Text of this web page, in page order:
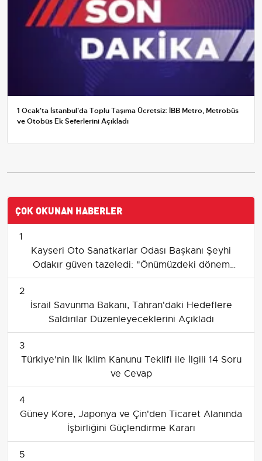
1 Ocak'ta İstanbul'da Toplu Taşıma Ücretsiz: İBB Metro, Metrobüs
ve Otobüs Ek Seferlerini Açıkladı
ÇOK OKUNAN HABERLER
1
Kayseri Oto Sanatkarlar Odası Başkanı Şeyhi
Odakır güven tazeledi: "Önümüzdeki dönem
tecrübe dönemimiz olacak"
2
İsrail Savunma Bakanı, Tahran'daki Hedeflere
Saldırılar Düzenleyeceklerini Açıkladı
3
Türkiye'nin İlk İklim Kanunu Teklifi ile İlgili 14 Soru
ve Cevap
4
Güney Kore, Japonya ve Çin'den Ticaret Alanında
İşbirliğini Güçlendirme Kararı
5